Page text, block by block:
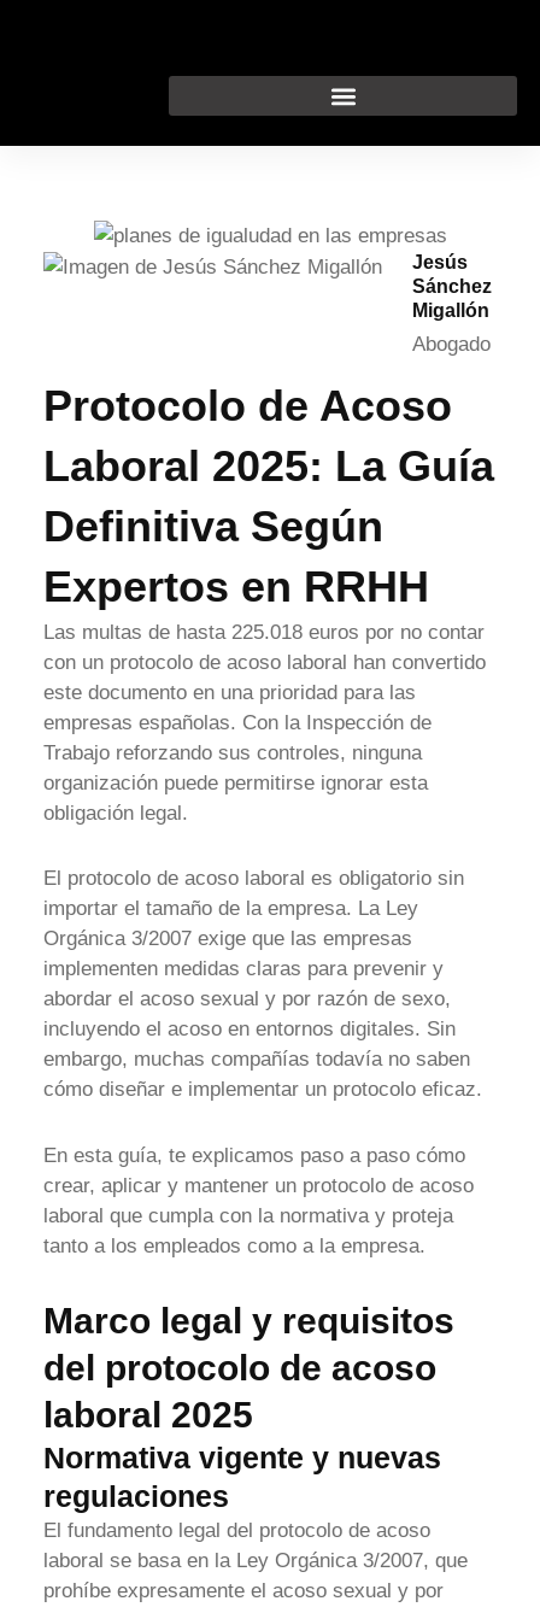
Jesús
Sánchez
Migallón
Abogado
Protocolo de Acoso
Laboral 2025: La Guía
Definitiva Según
Expertos en RRHH
Las multas de hasta 225.018 euros por no contar
con un protocolo de acoso laboral han convertido
este documento en una prioridad para las
empresas españolas. Con la Inspección de
Trabajo reforzando sus controles, ninguna
organización puede permitirse ignorar esta
obligación legal.
El protocolo de acoso laboral es obligatorio sin
importar el tamaño de la empresa. La Ley
Orgánica 3/2007 exige que las empresas
implementen medidas claras para prevenir y
abordar el acoso sexual y por razón de sexo,
incluyendo el acoso en entornos digitales. Sin
embargo, muchas compañías todavía no saben
cómo diseñar e implementar un protocolo eficaz.
En esta guía, te explicamos paso a paso cómo
crear, aplicar y mantener un protocolo de acoso
laboral que cumpla con la normativa y proteja
tanto a los empleados como a la empresa.
Marco legal y requisitos
del protocolo de acoso
laboral 2025
Normativa vigente y nuevas
regulaciones
El fundamento legal del protocolo de acoso
laboral se basa en la Ley Orgánica 3/2007, que
prohíbe expresamente el acoso sexual y por